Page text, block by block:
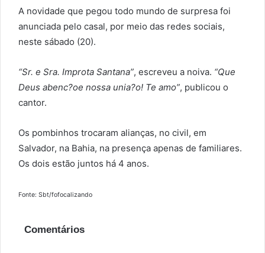
A novidade que pegou todo mundo de surpresa foi
anunciada pelo casal, por meio das redes sociais,
neste sábado (20).
“Sr. e Sra. Improta Santana”, escreveu a noiva. “Que
Deus abenc?oe nossa unia?o! Te amo”, publicou o
cantor.
Os pombinhos trocaram alianças, no civil, em
Salvador, na Bahia, na presença apenas de familiares.
Os dois estão juntos há 4 anos.
Fonte: Sbt/fofocalizando
Comentários